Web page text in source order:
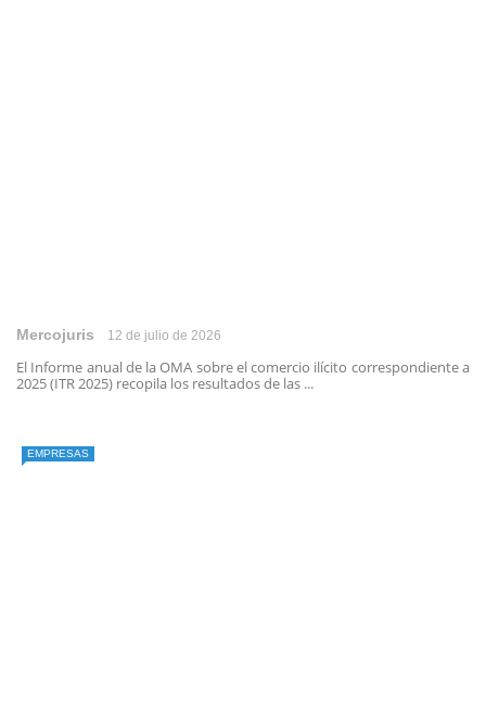
Mercojuris 12 de julio de 2026
El Informe anual de la OMA sobre el comercio ilícito correspondiente a
2025 (ITR 2025) recopila los resultados de las ...
EMPRESAS